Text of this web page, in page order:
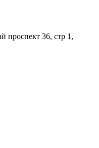
проспект 36, стр 1,